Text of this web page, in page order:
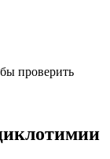
проверить